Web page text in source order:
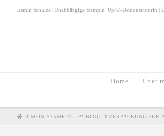
Jasmin Schulze | Unabhängige Stampin’ Up!®-Demonstratorin
Home Über
HOMEMEIN STAMPIN' UP!-BLOG VERPACKUNG FÜR